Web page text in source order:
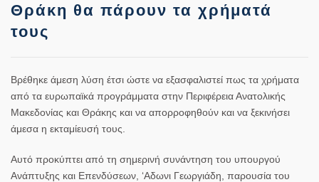
Θράκη θα πάρουν τα χρήματά
τους
Βρέθηκε άμεση λύση έτσι ώστε να εξασφαλιστεί πως τα χρήματα
από τα ευρωπαϊκά προγράμματα στην Περιφέρεια Ανατολικής
Μακεδονίας και Θράκης και να απορροφηθούν και να ξεκινήσει
άμεσα η εκταμίευσή τους.
Αυτό προκύπτει από τη σημερινή συνάντηση του υπουργού
Ανάπτυξης και Επενδύσεων, ‘Αδωνι Γεωργιάδη, παρουσία του